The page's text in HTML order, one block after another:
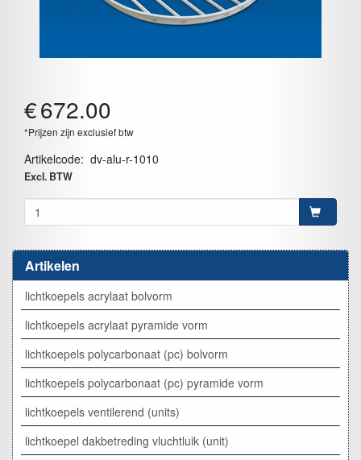
Artikelen
lichtkoepels acrylaat bolvorm
lichtkoepels acrylaat pyramide vorm
lichtkoepels polycarbonaat (pc) bolvorm
lichtkoepels polycarbonaat (pc) pyramide vorm
lichtkoepels ventilerend (units)
lichtkoepel dakbetreding vluchtluik (unit)
€672.00
*Prijzen zijn exclusief btw
Artikelcode: dv-alu-r-1010
Excl. BTW